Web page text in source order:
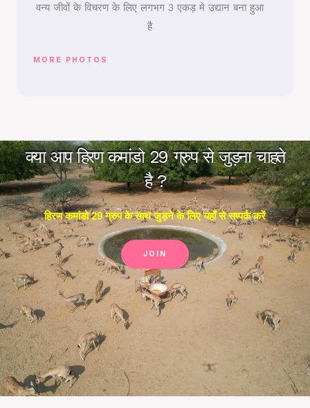
वन्य जीवों के विचरण के लिए लगभग 3 एकड़ मे उद्यान बना हुआ
है
MORE PHOTOS
क्या आप हिरण कमांडो 29 ग्रुप से जुड़ना चाहते
है ?
हिरण कमांडो 29 ग्रुप के साथ जुड़ने के लिए यहाँ से सम्पर्क करें
JOIN